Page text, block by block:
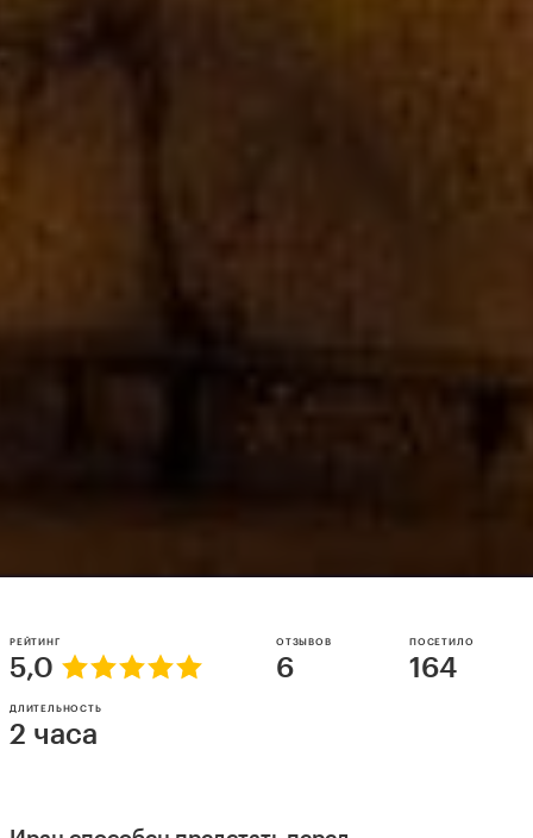
РЕЙТИНГ
5,0
ОТЗЫВОВ
6
ПОСЕТИЛО
164
ДЛИТЕЛЬНОСТЬ
2 часа